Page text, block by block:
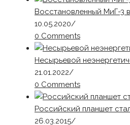
Восстановленный МиГ-3
10.05.2020/
0 Comments
Несырьевой
21.01.2022/
0 Comments
Российский планшет
26.03.2015/